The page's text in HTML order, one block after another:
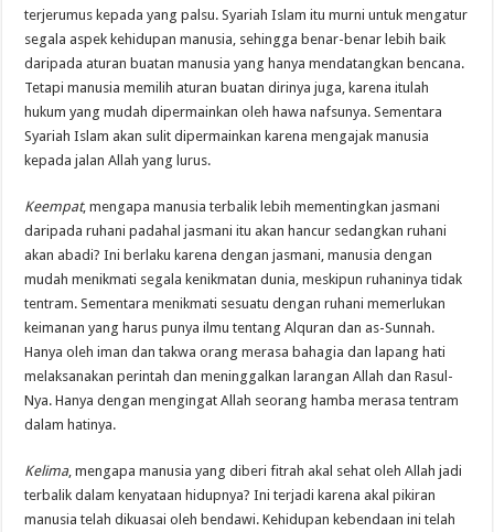
terjerumus kepada yang palsu. Syariah Islam itu murni untuk mengatur
segala aspek kehidupan manusia, sehingga benar-benar lebih baik
daripada aturan buatan manusia yang hanya mendatangkan bencana.
Tetapi manusia memilih aturan buatan dirinya juga, karena itulah
hukum yang mudah dipermainkan oleh hawa nafsunya. Sementara
Syariah Islam akan sulit dipermainkan karena mengajak manusia
kepada jalan Allah yang lurus.
Keempat, mengapa manusia terbalik lebih mementingkan jasmani
daripada ruhani padahal jasmani itu akan hancur sedangkan ruhani
akan abadi? Ini berlaku karena dengan jasmani, manusia dengan
mudah menikmati segala kenikmatan dunia, meskipun ruhaninya tidak
tentram. Sementara menikmati sesuatu dengan ruhani memerlukan
keimanan yang harus punya ilmu tentang Alquran dan as-Sunnah.
Hanya oleh iman dan takwa orang merasa bahagia dan lapang hati
melaksanakan perintah dan meninggalkan larangan Allah dan Rasul-
Nya. Hanya dengan mengingat Allah seorang hamba merasa tentram
dalam hatinya.
Kelima, mengapa manusia yang diberi fitrah akal sehat oleh Allah jadi
terbalik dalam kenyataan hidupnya? Ini terjadi karena akal pikiran
manusia telah dikuasai oleh bendawi. Kehidupan kebendaan ini telah